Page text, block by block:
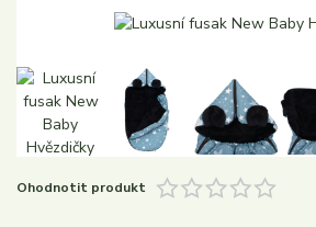
Ohodnotit produkt